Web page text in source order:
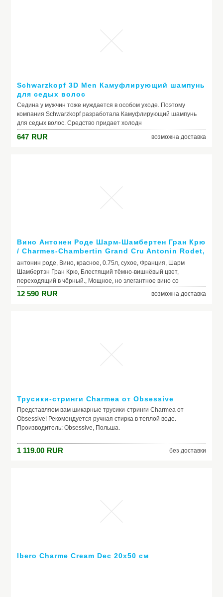
Schwarzkopf 3D Men Камуфлирующий шампунь
для седых волос
Седина у мужчин тоже нуждается в особом уходе. Поэтому
компания Schwarzkopf разработала Камуфлирующий шампунь
для седых волос. Средство придает холодн
647 RUR возможна доставка
Вино Антонен Роде Шарм-Шамбертен Гран Крю
/ Charmes-Chambertin Grand Cru Antonin Rodet,
2007, красное, сухое 0.75л
антонин роде, Вино, красное, 0.75л, сухое, Франция, Шарм
Шамбертэн Гран Крю, Блестящий тёмно-вишнёвый цвет,
переходящий в чёрный., Мощное, но элегантное вино со
сливочной текстурой и сочным вкусом с оттенками малины,
вишни, кофе, шоколада и специй., Свежий, богатый аромат
12 590 RUR возможна доставка
Трусики-стринги Charmea от Obsessive
Представляем вам шикарные трусики-стринги Charmea от
Obsessive! Рекомендуется ручная стирка в теплой воде.
Производитель: Obsessive, Польша.
1 119.00 RUR без доставки
Ibero Charme Cream Dec 20x50 см